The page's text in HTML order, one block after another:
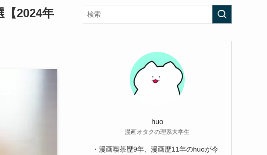
2024年
huo
漫画オタクの理系大学生
・漫画喫茶歴9年、漫画歴11年のhuoが今